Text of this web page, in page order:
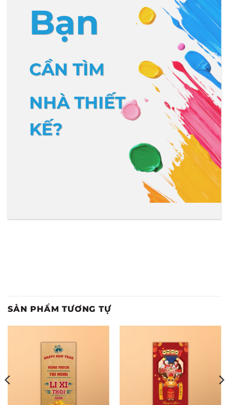
Bạn
CẦN TÌM
NHÀ THIẾT
KẾ?
SẢN PHẨM TƯƠNG TỰ